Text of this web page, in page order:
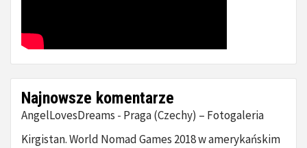
Najnowsze komentarze
AngelLovesDreams - Praga (Czechy) – Fotogaleria
Kirgistan. World Nomad Games 2018 w amerykańskim